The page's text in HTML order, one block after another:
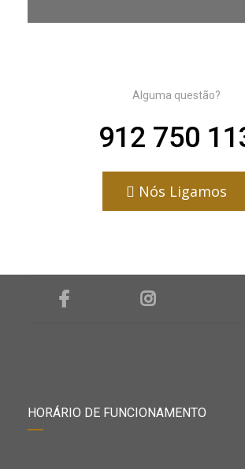
Alguma questão?
912 750
Nós Ligamos
HORÁRIO DE FUNCIONAMENTO